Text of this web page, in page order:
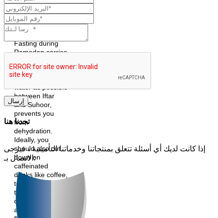
لتأمين #صحة
#نصائح #عادات
#تأمين
#رمضان_مبارك --
Fasting during
Ramadan carries
dehydration.
Drinking as much
water as possible
between Iftar
and Suhoor,
prevents you
from
dehydration.
Ideally, you
should also cut
down on
caffeinated
drinks like coffee,
tea and colas as
these have a
diuretic effect
and promotes
تجدنا هنا
إذا كانت لديك أي أسئلة تتعلق بمنتجاتنا وخدماتنا التأمينية ، فيرجى
الاتصال بـ: